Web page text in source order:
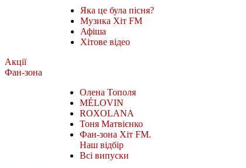
Яка це була пісня?
Музика Хіт FM
Афіша
Хітове відео
Акції
Фан-зона
Олена Тополя
MÉLOVIN
ROXOLANA
Тоня Матвієнко
Фан-зона Хіт FM.
Наш відбір
Всі випуски